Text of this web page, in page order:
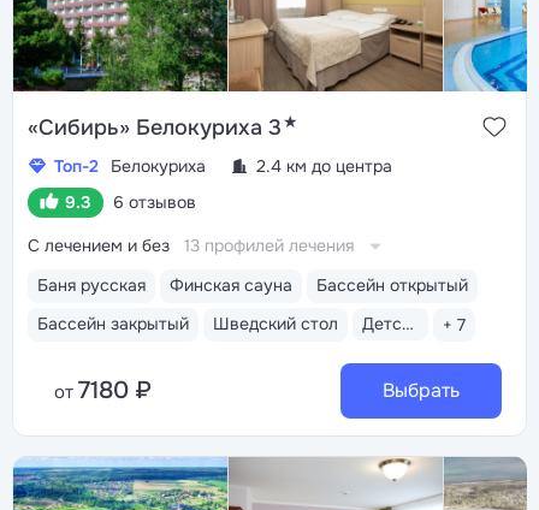
«Сибирь» Белокуриха 3★
Топ-2 Белокуриха
2.4 км до центра
9.3
6 отзывов
Баня русская Финская сауна
Бассейн открытый
Бассейн закрытый
Шведский стол Детская комната + 7
С лечением и без 13 профилей лечения
от 7180 ₽ Выбрать